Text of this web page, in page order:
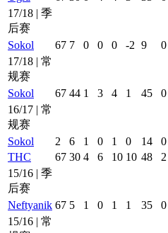
17/18 | 季
后赛
Sokol
67 7 0 0 0 -2 9 0
17/18 | 常
规赛
Sokol
67 44 1 3 4 1 45 0
16/17 | 常
规赛
Sokol
2 6 1 0 1 0 14 0
THC
67 30 4 6 10 10 48 2
15/16 | 季
后赛
Neftyanik 67 5 1 0 1 1 35 0
15/16 | 常